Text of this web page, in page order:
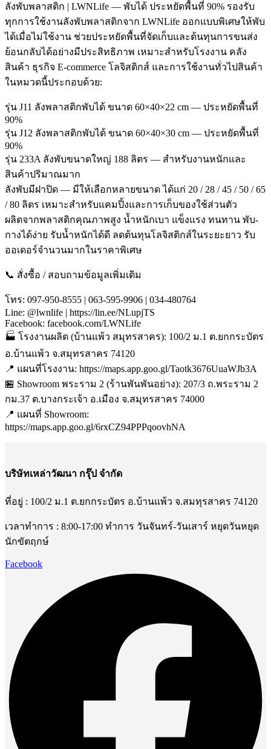
ลังพับพลาสติก | LWNLife — พับได้ ประหยัดพื้นที่ 90% รองรับ
ทุกการใช้งานลังพับพลาสติกจาก LWNLife ออกแบบพิเศษให้พับ
ได้เมื่อไม่ใช้งาน ช่วยประหยัดพื้นที่จัดเก็บและต้นทุนการขนส่ง
ย้อนกลับได้อย่างมีประสิทธิภาพ เหมาะสำหรับโรงงาน คลัง
สินค้า ธุรกิจ E-commerce โลจิสติกส์ และการใช้งานทั่วไปสินค้า
ในหมวดนี้ประกอบด้วย:
รุ่น J11 ลังพลาสติกพับได้ ขนาด 60×40×22 cm — ประหยัดพื้นที่
90%
รุ่น J12 ลังพลาสติกพับได้ ขนาด 60×40×30 cm — ประหยัดพื้นที่
90%
รุ่น 233A ลังพับขนาดใหญ่ 188 ลิตร — สำหรับงานหนักและ
สินค้าปริมาณมาก
ลังพับมีฝาปิด — มีให้เลือกหลายขนาด ได้แก่ 20 / 28 / 45 / 50 / 65
/ 80 ลิตร เหมาะสำหรับแคมปิ้งและการเก็บของใช้ส่วนตัว
ผลิตจากพลาสติกคุณภาพสูง น้ำหนักเบา แข็งแรง ทนทาน พับ-
กางได้ง่าย รับน้ำหนักได้ดี ลดต้นทุนโลจิสติกส์ในระยะยาว รับ
ออเดอร์จำนวนมากในราคาพิเศษ
📞 สั่งซื้อ / สอบถามข้อมูลเพิ่มเติม
โทร: 097-950-8555 | 063-595-9906 | 034-480764
Line: @lwnlife | https://lin.ee/NLupjTS
Facebook: facebook.com/LWNLife
🏭 โรงงานผลิต (บ้านแพ้ว สมุทรสาคร): 100/2 ม.1 ต.ยกกระบัตร
อ.บ้านแพ้ว จ.สมุทรสาคร 74120
📍 แผนที่โรงงาน: https://maps.app.goo.gl/Taotk3676UuaWJb3A
🏪 Showroom พระราม 2 (ร้านพันพันอย่าง): 207/3 ถ.พระราม 2
กม.37 ต.บางกระเจ้า อ.เมือง จ.สมุทรสาคร 74000
📍 แผนที่ Showroom:
https://maps.app.goo.gl/6rxCZ94PPPqoovhNA
บริษัทเหล่าวัฒนา กรุ๊ป จำกัด
ที่อยู่ : 100/2 ม.1 ต.ยกกระบัตร อ.บ้านแพ้ว จ.สมทุรสาคร 74120
เวลาทำการ : 8:00-17:00 ทำการ วันจันทร์-วันเสาร์ หยุดวันหยุด
นักขัตฤกษ์
Facebook